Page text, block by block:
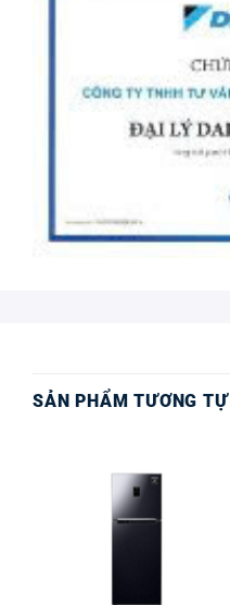
SẢN PHẨM TƯƠNG TỰ